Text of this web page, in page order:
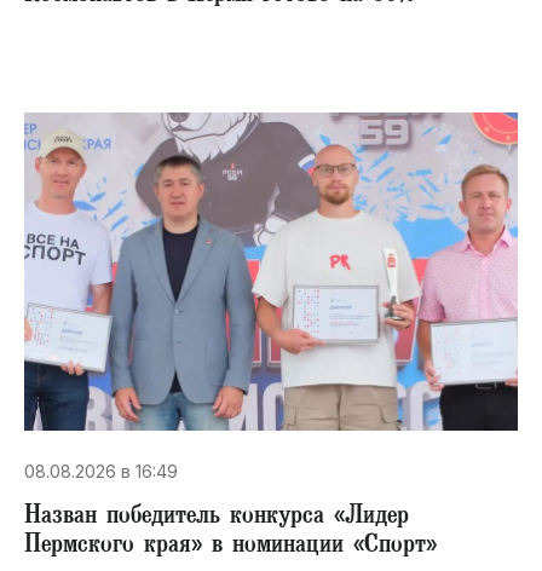
08.08.2026 в 16:49
Назван победитель конкурса «Лидер
Пермского края» в номинации «Спорт»